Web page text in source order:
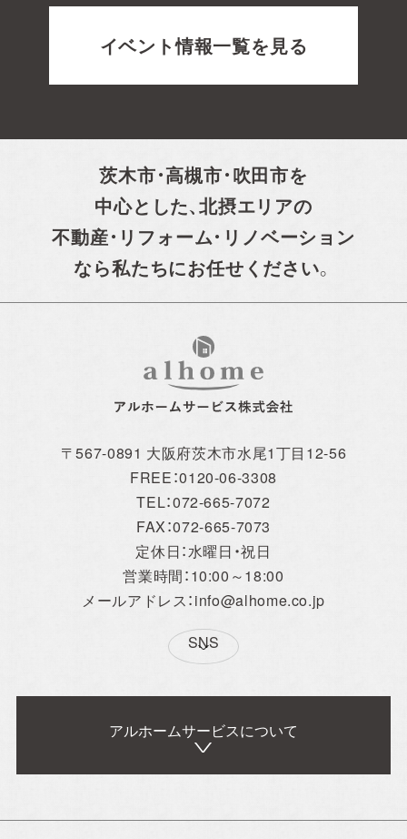
イベント情報一覧を見る
茨木市・高槻市・吹田市を
中心とした、 北摂エリアの
不動産・リフォーム・リノベーション
なら私たちにお任せください。
〒567-0891 大阪府茨木市水尾1丁目12-56
FREE：0120-06-3308
TEL：072-665-7072
FAX：072-665-7073
定休日：水曜日・祝日
営業時間：10:00～18:00
メールアドレス：info@alhome.co.jp
SNS
アルホームサービス
[@alhome2001]
Simplenoteの
[simplenote ibaraki
アルホームサービスについて